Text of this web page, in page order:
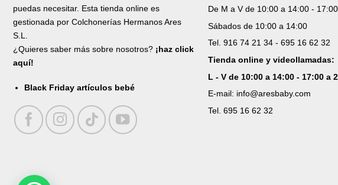
puedas necesitar. Esta tienda online es
gestionada por Colchonerías Hermanos Ares
S.L.
¿Quieres saber más sobre nosotros? ¡haz click
aquí!
Black Friday artículos bebé
De M a V de 10:00 a 14:00 -
Sábados de 10:00 a 14:00
Tel. 916 74 21 34 - 695 16 62 32
Tienda online y videollamadas:
L - V de 10:00 a 14:00 - 17:00 a
E-mail: info@aresbaby.com
Tel. 695 16 62 32